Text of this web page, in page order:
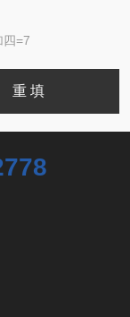
四=7